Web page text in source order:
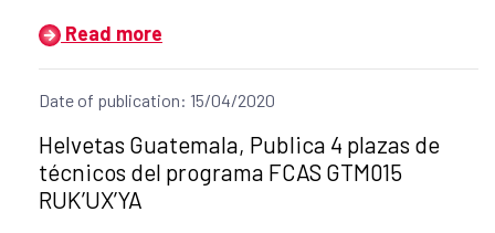
Read more
Date of publication: 15/04/2020
Title of the announcement:
Helvetas Guatemala, Publica 4 plazas de
técnicos del programa FCAS GTM015
RUK’UX’YA